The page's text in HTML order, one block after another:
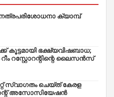
ക്യാമ്പ്
കൂട്ടമായി ഭക്ഷ്യവിഷബാധ;
റസ്റ്റോറന്റിന്റെ ലൈസൻസ്
സ്വാഗതം ചെയ്ത് കേരള
അസോസിയേഷൻ